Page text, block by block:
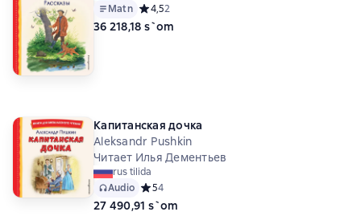
Matn Средний рейтинг 4,5 на основе 2 оценок
4,52
36 218,18 s`om
Капитанская дочка
Aleksandr Pushkin
Читает Илья Дементьев
rus tilida
Audio Средний рейтинг 5 на основе 4 оценок
54
27 490,91 s`om